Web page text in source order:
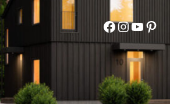
Facebook